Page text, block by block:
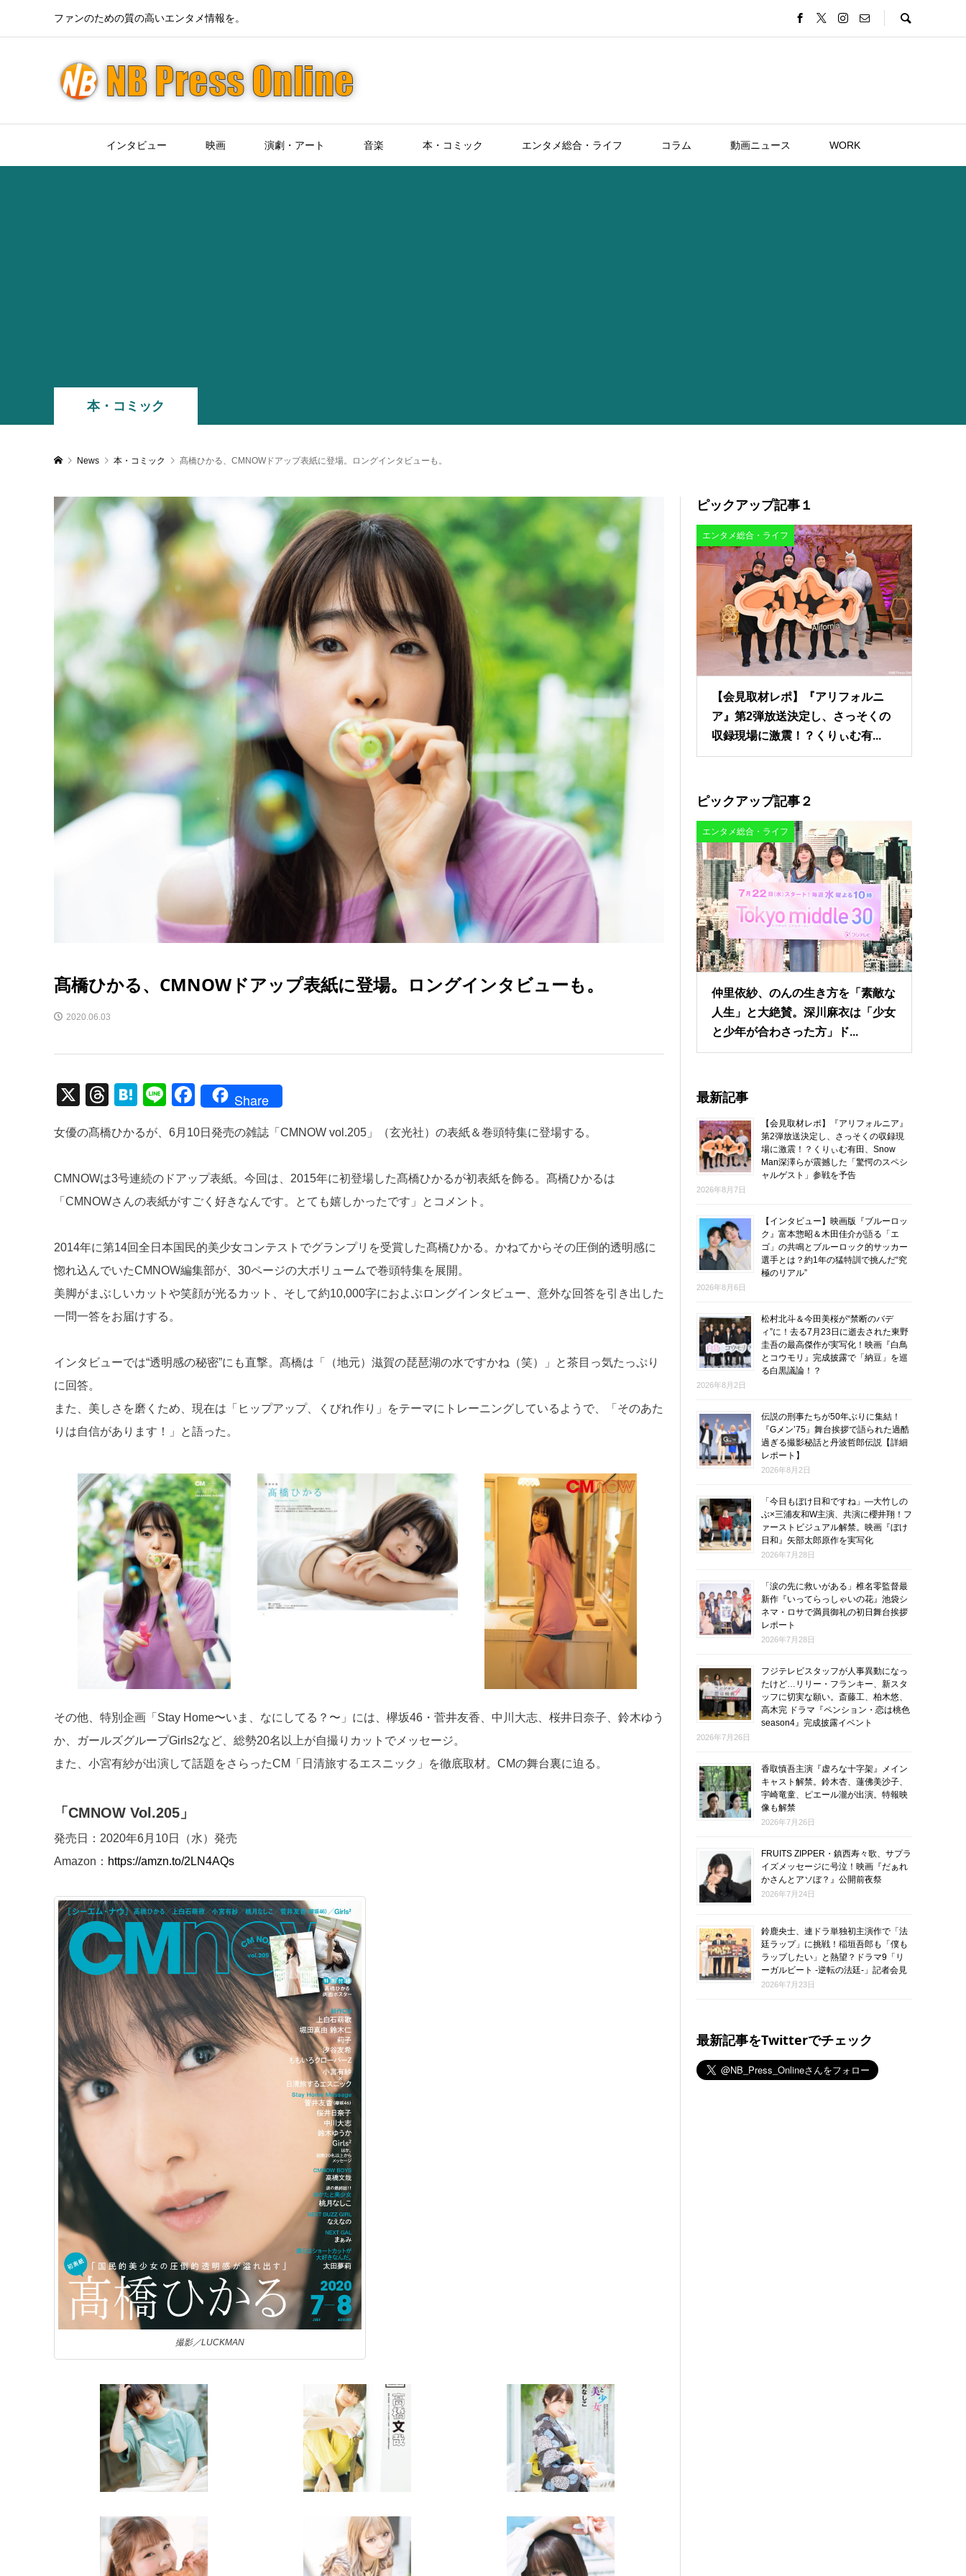
ファンのための質の高いエンタメ情報を。
インタビュー 映画 演劇・アート 音楽 本・コミック エンタメ総合・ライフ コラム 動画ニュース WORK
本・コミック
News 本・コミック 髙橋ひかる、CMNOWドアップ表紙に登場。ロングインタビューも。
髙橋ひかる、CMNOWドアップ表紙に登場。ロングインタビューも。
2020.06.03
X
T
e
d
s
H
e
a
Li
e
F
c
b
o
k
Share
女優の髙橋ひかるが、6月10日発売の雑誌「CMNOW vol.205」（玄光社）の表紙＆巻頭特集に登場する。
CMNOWは3号連続のドアップ表紙。今回は、2015年に初登場した髙橋ひかるが初表紙を飾る。髙橋ひかるは
「CMNOWさんの表紙がすごく好きなんです。とても嬉しかったです」とコメント。
2014年に第14回全日本国民的美少女コンテストでグランプリを受賞した髙橋ひかる。かねてからその圧倒的透明感に
惚れ込んでいたCMNOW編集部が、30ページの大ボリュームで巻頭特集を展開。
美脚がまぶしいカットや笑顔が光るカット、そして約10,000字におよぶロングインタビュー、意外な回答を引き出した
一問一答をお届けする。
インタビューでは“透明感の秘密”にも直撃。髙橋は「（地元）滋賀の琵琶湖の水ですかね（笑）」と茶目っ気たっぷり
に回答。
また、美しさを磨くため、現在は「ヒップアップ、くびれ作り」をテーマにトレーニングしているようで、「そのあた
りは自信があります！」と語った。
その他、特別企画「Stay Home〜いま、なにしてる？〜」には、欅坂46・菅井友香、中川大志、桜井日奈子、鈴木ゆう
か、ガールズグループGirls2など、総勢20名以上が自撮りカットでメッセージ。
また、小宮有紗が出演して話題をさらったCM「日清旅するエスニック」を徹底取材。CMの舞台裏に迫る。
「CMNOW Vol.205」
発売日：2020年6月10日（水）発売
Amazon： https://amzn.to/2LN4AQs
撮影／LUCKMAN
ピックアップ記事１
エンタメ総合・ライフ
【会見取材レポ】『アリフォルニ
ア』第2弾放送決定し、さっそくの
収録現場に激震！？くりぃむ有...
ピックアップ記事２
エンタメ総合・ライフ
仲里依紗、のんの生き方を「素敵な
人生」と大絶賛。深川麻衣は「少女
と少年が合わさった方」ド...
最新記事
【会見取材レポ】『アリフォルニア』
第2弾放送決定し、さっそくの収録現
場に激震！？くりぃむ有田、Snow
Man深澤らが震撼した「驚愕のスペシ
ャルゲスト」参戦を予告
2026年8月7日
【インタビュー】映画版『ブルーロッ
ク』富本惣昭＆木田佳介が語る「エ
ゴ」の共鳴とブルーロック的サッカー
選手とは？約1年の猛特訓で挑んだ“究
極のリアル”
2026年8月6日
松村北斗＆今田美桜が“禁断のバデ
ィ”に！去る7月23日に逝去された東野
圭吾の最高傑作が実写化！映画『白鳥
とコウモリ』完成披露で「納豆」を巡
る白黒議論！？
2026年8月2日
伝説の刑事たちが50年ぶりに集結！
『Gメン’75』舞台挨拶で語られた過酷
過ぎる撮影秘話と丹波哲郎伝説【詳細
レポート】
2026年8月2日
「今日もぼけ日和ですね」―大竹しの
ぶ×三浦友和W主演、共演に櫻井翔！フ
ァーストビジュアル解禁。映画『ぼけ
日和』矢部太郎原作を実写化
2026年7月28日
「涙の先に救いがある」椎名零監督最
新作『いってらっしゃいの花』池袋シ
ネマ・ロサで満員御礼の初日舞台挨拶
レポート
2026年7月28日
フジテレビスタッフが人事異動になっ
たけど…リリー・フランキー、新スタ
ッフに切実な願い。斎藤工、柏木悠、
高木完 ドラマ『ペンション・恋は桃色
season4』完成披露イベント
2026年7月26日
香取慎吾主演『虚ろな十字架』メイン
キャスト解禁。鈴木杏、蓮佛美沙子、
宇崎竜童、ピエール瀧が出演。特報映
像も解禁
2026年7月26日
FRUITS ZIPPER・鎮西寿々歌、サプラ
イズメッセージに号泣！映画『だぁれ
かさんとアソぼ？』公開前夜祭
2026年7月24日
鈴鹿央士、連ドラ単独初主演作で「法
廷ラップ」に挑戦！稲垣吾郎も「僕も
ラップしたい」と熱望？ドラマ9「リ
ーガルビート -逆転の法廷-」記者会見
2026年7月23日
最新記事をTwitterでチェック